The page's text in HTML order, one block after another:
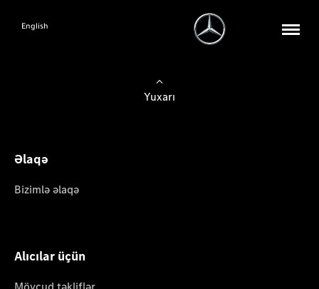
English
Yuxarı
Əlaqə
Bizimlə əlaqə
Alıcılar üçün